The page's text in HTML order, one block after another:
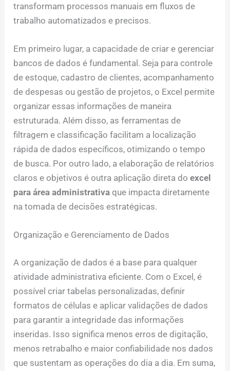
transformam processos manuais em fluxos de
trabalho automatizados e precisos.
Em primeiro lugar, a capacidade de criar e gerenciar
bancos de dados é fundamental. Seja para controle
de estoque, cadastro de clientes, acompanhamento
de despesas ou gestão de projetos, o Excel permite
organizar essas informações de maneira
estruturada. Além disso, as ferramentas de
filtragem e classificação facilitam a localização
rápida de dados específicos, otimizando o tempo
de busca. Por outro lado, a elaboração de relatórios
claros e objetivos é outra aplicação direta doexcel
para área administrativa que impacta diretamente
na tomada de decisões estratégicas.
Organização e Gerenciamento de Dados
A organização de dados é a base para qualquer
atividade administrativa eficiente. Com o Excel, é
possível criar tabelas personalizadas, definir
formatos de células e aplicar validações de dados
para garantir a integridade das informações
inseridas. Isso significa menos erros de digitação,
menos retrabalho e maior confiabilidade nos dados
que sustentam as operações do dia a dia. Em suma,